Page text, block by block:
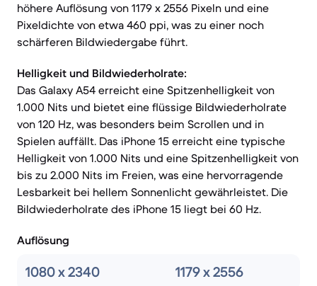
höhere Auflösung von 1179 x 2556 Pixeln und eine
Pixeldichte von etwa 460 ppi, was zu einer noch
schärferen Bildwiedergabe führt.
Helligkeit und Bildwiederholrate:
Das Galaxy A54 erreicht eine Spitzenhelligkeit von
1.000 Nits und bietet eine flüssige Bildwiederholrate
von 120 Hz, was besonders beim Scrollen und in
Spielen auffällt. Das iPhone 15 erreicht eine typische
Helligkeit von 1.000 Nits und eine Spitzenhelligkeit von
bis zu 2.000 Nits im Freien, was eine hervorragende
Lesbarkeit bei hellem Sonnenlicht gewährleistet. Die
Bildwiederholrate des iPhone 15 liegt bei 60 Hz.
Auflösung
1080 x 2340 1179 x 2556